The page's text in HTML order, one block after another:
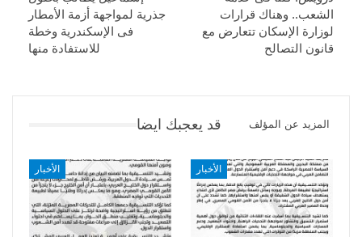
جذرية لمواجهة أزمة الأمطار
فى الإسكندرية وخطة
للاستفادة منها
الشعب.. وهناك قرارات
لوزارة الإسكان تتعارض مع
قانون التصالح
قد يعجبك ايضا المزيد عن المؤلف
الأخبار الأخبار